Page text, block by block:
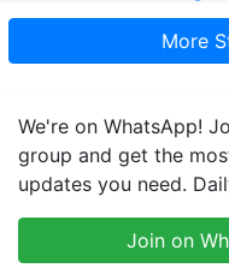
More
We're on WhatsApp!
group and get the
updates you need.
Join on